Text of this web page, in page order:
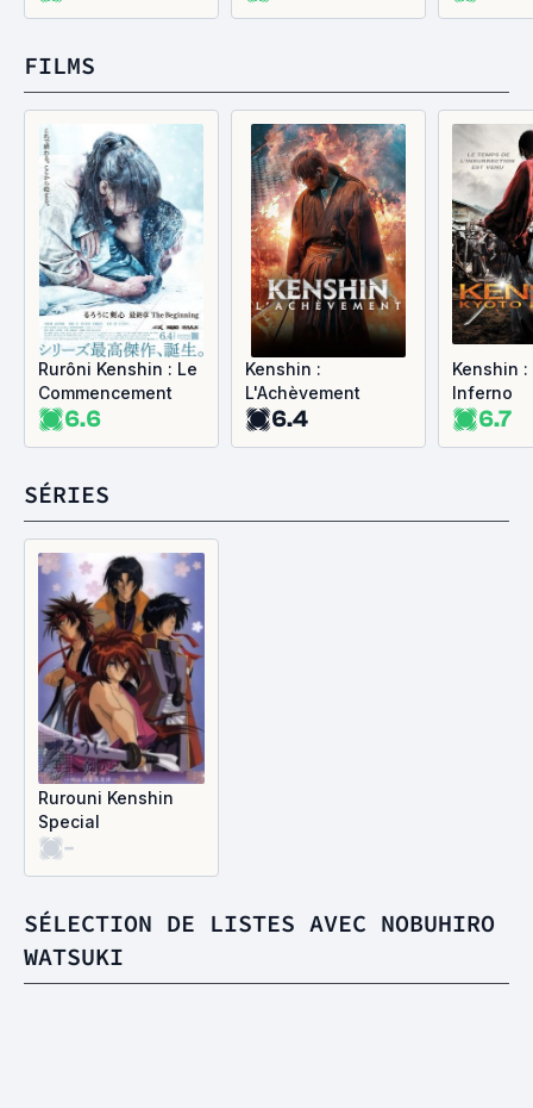
FILMS
Rurôni Kenshin : Le
Commencement
6.6
Kenshin :
L'Achèvement
6.4
Kenshin :
Inferno
6.7
SÉRIES
Rurouni Kenshin
Special
-
SÉLECTION DE LISTES AVEC NOBUHIRO
WATSUKI